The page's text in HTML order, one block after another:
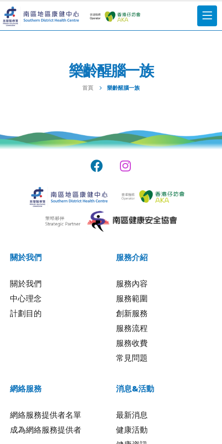
樂齡醒腦一族
首頁 樂齡醒腦一族
關於我們
關於我們
中心理念
計劃目的
服務介紹
服務內容
服務範圍
創新服務
服務流程
服務收費
常見問題
網絡服務
網絡服務提供者名單
成為網絡服務提供者
消息&活動
最新消息
健康活動